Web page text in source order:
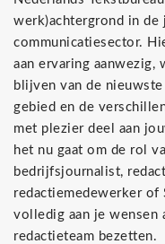
werk)achtergrond in
communicatiesector.
aan ervaring
blijven van de
gebied en de
met plezier deel aan
het nu gaat om de rol
bedrijfsjournalist,
redactiemedewerker of
volledig aan je wensen
redactieteam bezetten.